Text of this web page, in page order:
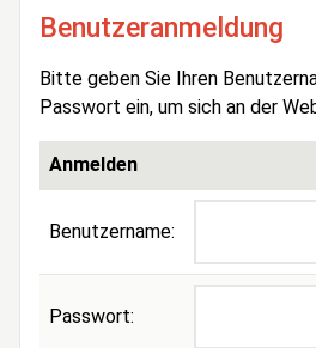
Benutzeranmeldung
Bitte geben Sie Ihren
Passwort ein, um sich an der
Anmelden
Benutzername:
Passwort: